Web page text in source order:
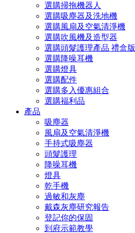
選購掃拖機器人
選購吸塵器及洗地機
選購風扇及空氣清淨機
選購吹風機及造型器
選購頭髮護理產品 禮盒版
選購降噪耳機
選購燈具
選購配件
選購多入優惠組合
選購福利品
產品
吸塵器
風扇及空氣清淨機
手持式吸塵器
頭髮護理
降噪耳機
燈具
乾手機
過敏和灰塵
戴森灰塵研究報告
登記你的保固
到府示範教學